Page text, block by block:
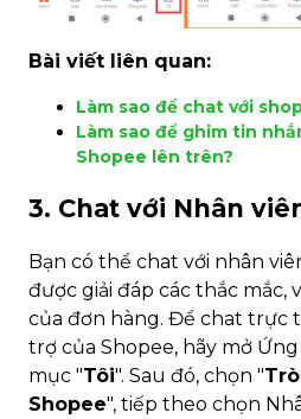
Bài viết liên quan:
Làm sao để chat với
Làm sao để ghim tin
Shopee lên trên?
3. Chat với Nhân
Bạn có thể chat với nhân
được giải đáp các thắc mắc,
của đơn hàng. Để chat trực
trợ của Shopee, hãy mở
mục "Tôi". Sau đó, chọn "
Shopee", tiếp theo chọn